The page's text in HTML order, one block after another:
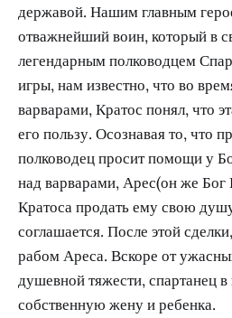
державой. Нашим главным
отважнейший воин, который в
легендарным полководцем
игры, нам известно, что во
варварами, Кратос понял, что
его пользу. Осознавая то, что
полководец просит помощи у
над варварами, Арес(он же
Кратоса продать ему свою
соглашается. После этой
рабом Ареса. Вскоре от
душевной тяжести, спартанец
собственную жену и ребенка.